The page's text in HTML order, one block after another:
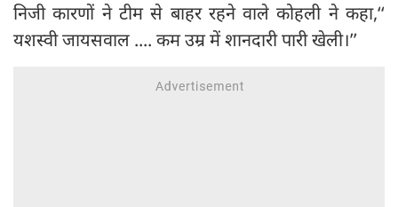
निजी कारणों ने टीम से बाहर रहने वाले कोहली ने कहा,‘‘
यशस्वी जायसवाल .... कम उम्र में शानदारी पारी खेली।’’